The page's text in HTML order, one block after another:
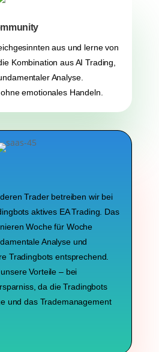
aus und lerne von
Kombination aus AI Trading,
Analyse.
emotionales Handeln.
Trader betreiben wir bei
aktives EA Trading. Das
Woche für Woche
Analyse und
Tradingbots entsprechend.
Vorteile – bei
da die Tradingbots
und das Trademanagement